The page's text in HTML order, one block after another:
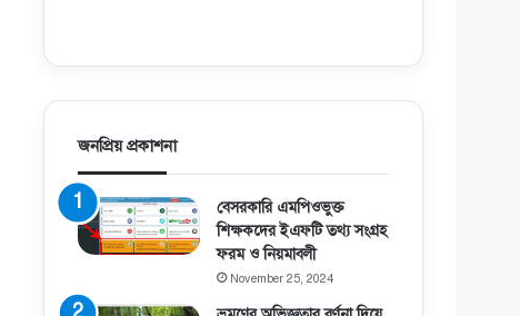
জনপ্রিয় প্রকাশনা
বেসরকারি এমপিওভুক্ত
শিক্ষকদের ইএফটি তথ্য সংগ্রহ
ফরম ও নিয়মাবলী
November 25, 2024